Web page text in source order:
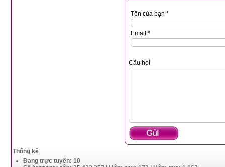
Tên của bạn *
Email *
Câu hỏi
Thống kê
Đang trực tuyến: 10